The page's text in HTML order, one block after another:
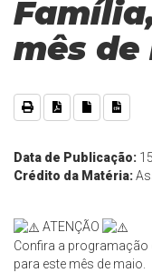
mês de
Data de Publicação:
Crédito da Matéria:
ATENÇÃO
Confira a programação
para este mês de maio.